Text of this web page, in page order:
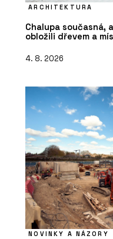
ARCHITEKTURA
Chalupa současná,
obložili dřevem a
4. 8. 2026
NOVINKY A NÁZORY